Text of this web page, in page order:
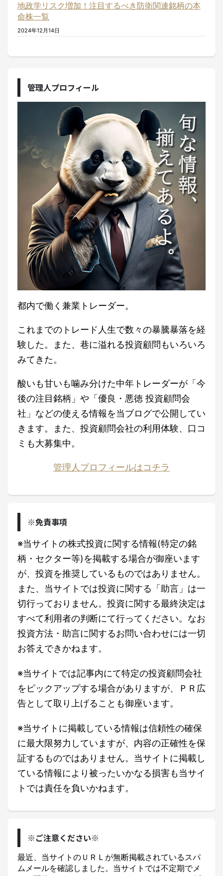
地政学リスク増加！注目するべき防衛関連銘柄の本
命株一覧
2024年12月14日
管理人プロフィール
都内で働く兼業トレーダー。
これまでのトレード人生で数々の暴騰暴落を経
験した。また、巷に溢れる投資顧問もいろいろ
みてきた。
酸いも甘いも噛み分けた中年トレーダーが「今
後の注目銘柄」や「優良・悪徳 投資顧問会
社」などの使える情報を当ブログで公開してい
きます。また、投資顧問会社の利用体験、口コ
ミも大募集中。
管理人プロフィールはコチラ
※免責事項
※当サイトの株式投資に関する情報(特定の銘
柄・セクター等)を掲載する場合が御座います
が、投資を推奨しているものではありません。
また、当サイトでは投資に関する「助言」は一
切行っておりません。投資に関する最終決定は
すべて利用者の判断にて行ってください。なお
投資方法・助言に関するお問い合わせには一切
お答えできかねます。
※当サイトでは記事内にて特定の投資顧問会社
をピックアップする場合がありますが、ＰＲ広
告として取り上げることも御座います。
※当サイトに掲載している情報は信頼性の確保
に最大限努力していますが、内容の正確性を保
証するものではありません。当サイトに掲載し
ている情報により被ったいかなる損害も当サイ
トでは責任を負いかねます。
※ご注意ください※
最近、当サイトのＵＲＬが無断掲載されているスパ
ムメールを確認しました。当サイトでは不定期でメ